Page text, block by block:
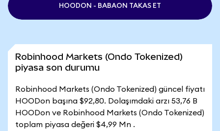
HOODON - BABAON TAKAS ET
Robinhood Markets (Ondo Tokenized)
piyasa son durumu
Robinhood Markets (Ondo Tokenized) güncel fiyatı
HOODon başına $92,80. Dolaşımdaki arzı 53,76 B
HOODon ve Robinhood Markets (Ondo Tokenized)
toplam piyasa değeri $4,99 Mn .